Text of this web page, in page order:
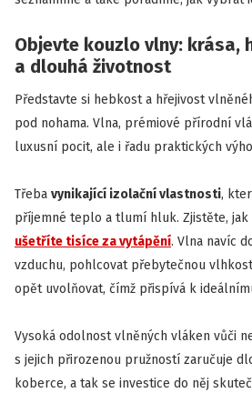
Objevte kouzlo vlny: krása,
a dlouhá životnost
Představte si hebkost a hřejivost
pod nohama. Vlna, prémiové přírodní
luxusní pocit, ale i řadu praktických
Třeba vynikající izolační vlastnosti,
příjemné teplo a tlumí hluk. Zjistěte, jak
ušetříte tisíce za vytápění. Vlna navíc
vzduchu, pohlcovat přebytečnou
opět uvolňovat, čímž přispívá k
Vysoká odolnost vlněných vláken vůči
s jejich přirozenou pružností zaručuje
koberce, a tak se investice do něj